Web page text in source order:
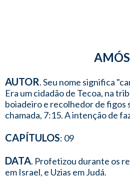
AMÓS
AUTOR. Seu nome significa
Era um cidadão de Tecoa, na
boiadeiro e recolhedor de figos
chamada, 7:15. A intenção de
CAPÍTULOS: 09
DATA. Profetizou durante os
em Israel, e Uzias em Judá.